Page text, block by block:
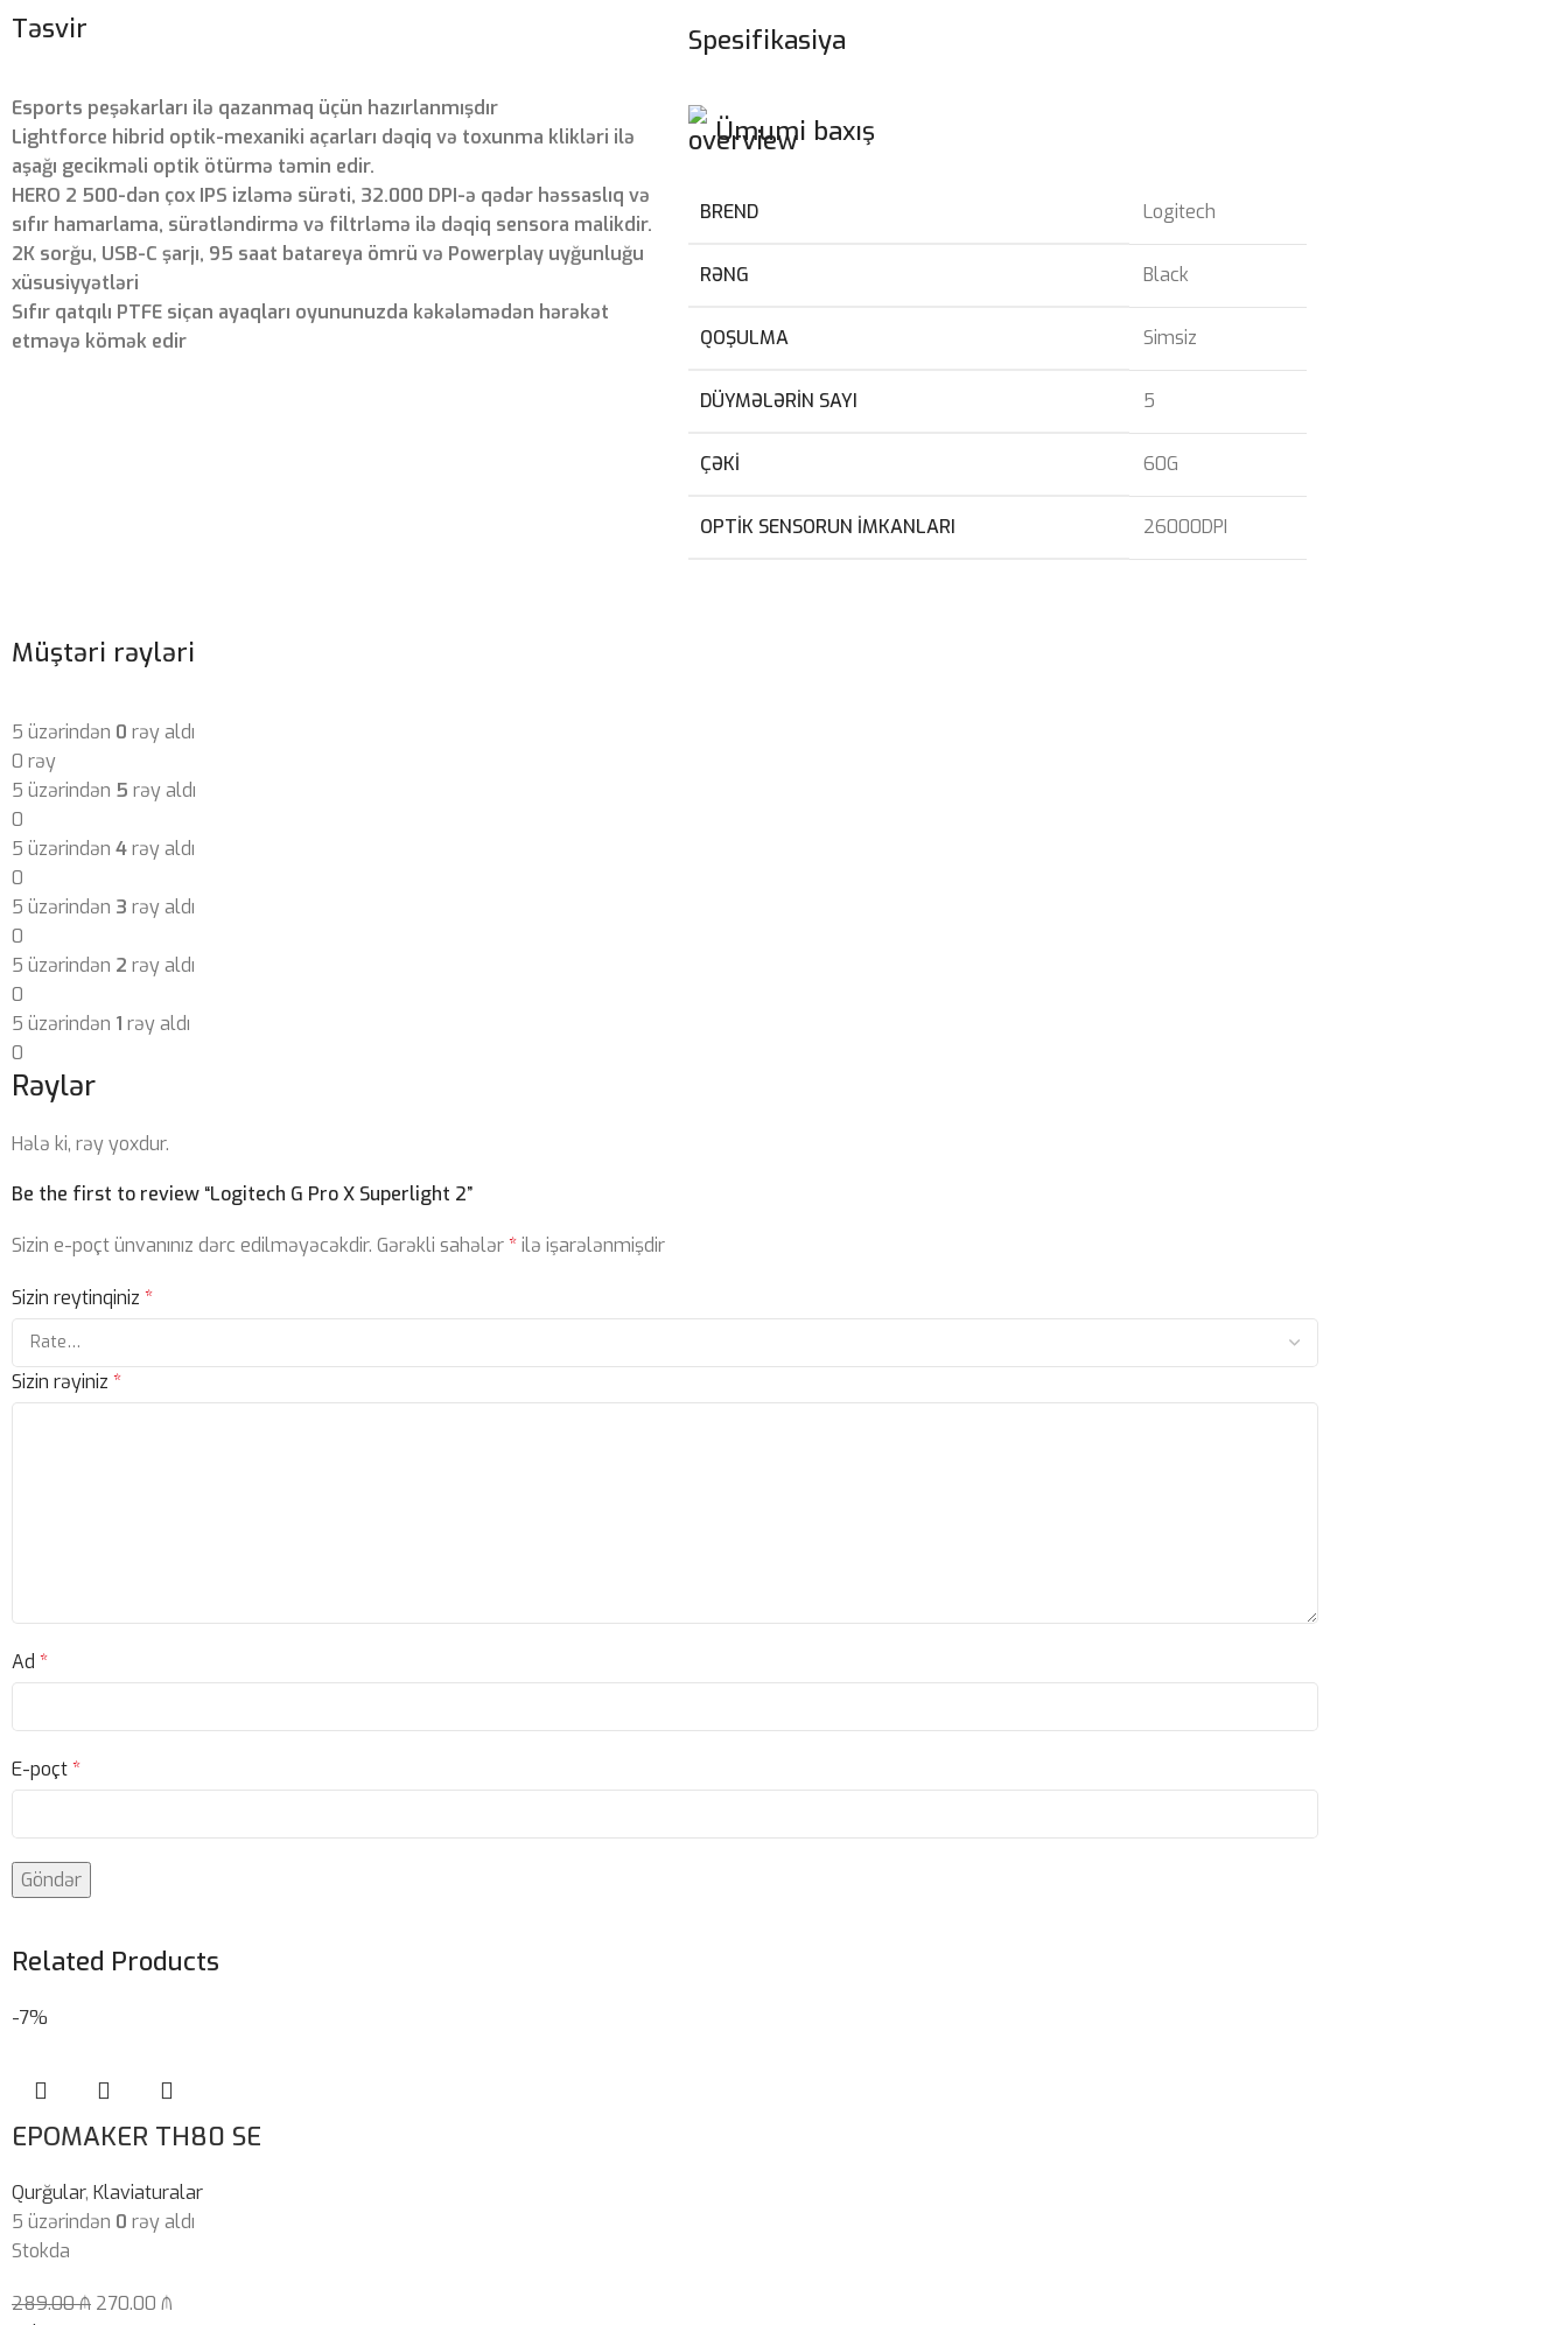
Təsvir
Esports peşəkarları ilə qazanmaq üçün hazırlanmışdır
Lightforce hibrid optik-mexaniki açarları dəqiq və toxunma klikləri ilə
aşağı gecikməli optik ötürmə təmin edir.
HERO 2 500-dən çox IPS izləmə sürəti, 32.000 DPI-ə qədər həssaslıq və
sıfır hamarlama, sürətləndirmə və filtrləmə ilə dəqiq sensora malikdir.
2K sorğu, USB-C şarjı, 95 saat batareya ömrü və Powerplay uyğunluğu
xüsusiyyətləri
Sıfır qatqılı PTFE siçan ayaqları oyununuzda kəkələmədən hərəkət
etməyə kömək edir
Spesifikasiya
Ümumi baxış
BREND Logitech
RƏNG Black
QOŞULMA Simsiz
DÜYMƏLƏRIN SAYI 5
ÇƏKI 60G
OPTIK SENSORUN IMKANLARI 26000DPI
Müştəri rəyləri
5 üzərindən 0 rəy aldı
0 rəy
5 üzərindən 5 rəy aldı
0
5 üzərindən 4rəy aldı
0
5 üzərindən 3 rəy aldı
0
5 üzərindən 2 rəy aldı
0
5 üzərindən 1 rəy aldı
0
Rəylər
Hələ ki, rəy yoxdur.
Be the first to review “Logitech G Pro X Superlight 2”
Sizin e-poçt ünvanınız dərc edilməyəcəkdir. Gərəkli sahələr*ilə işarələnmişdir
Sizin reytinqiniz *
Sizin rəyiniz *
Ad *
E-poçt*
Related Products
-7%
EPOMAKER TH80 SE
Qurğular, Klaviaturalar
5 üzərindən 0 rəy aldı
Stokda
289.00₼ 270.00 ₼